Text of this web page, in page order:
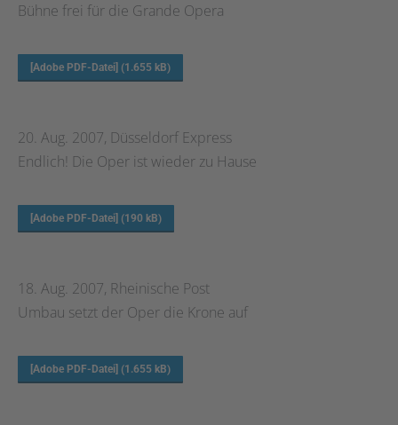
Bühne frei für die Grande Opera
[Adobe PDF-Datei] (1.655 kB)
20. Aug. 2007, Düsseldorf Express
Endlich! Die Oper ist wieder zu Hause
[Adobe PDF-Datei] (190 kB)
18. Aug. 2007, Rheinische Post
Umbau setzt der Oper die Krone auf
[Adobe PDF-Datei] (1.655 kB)